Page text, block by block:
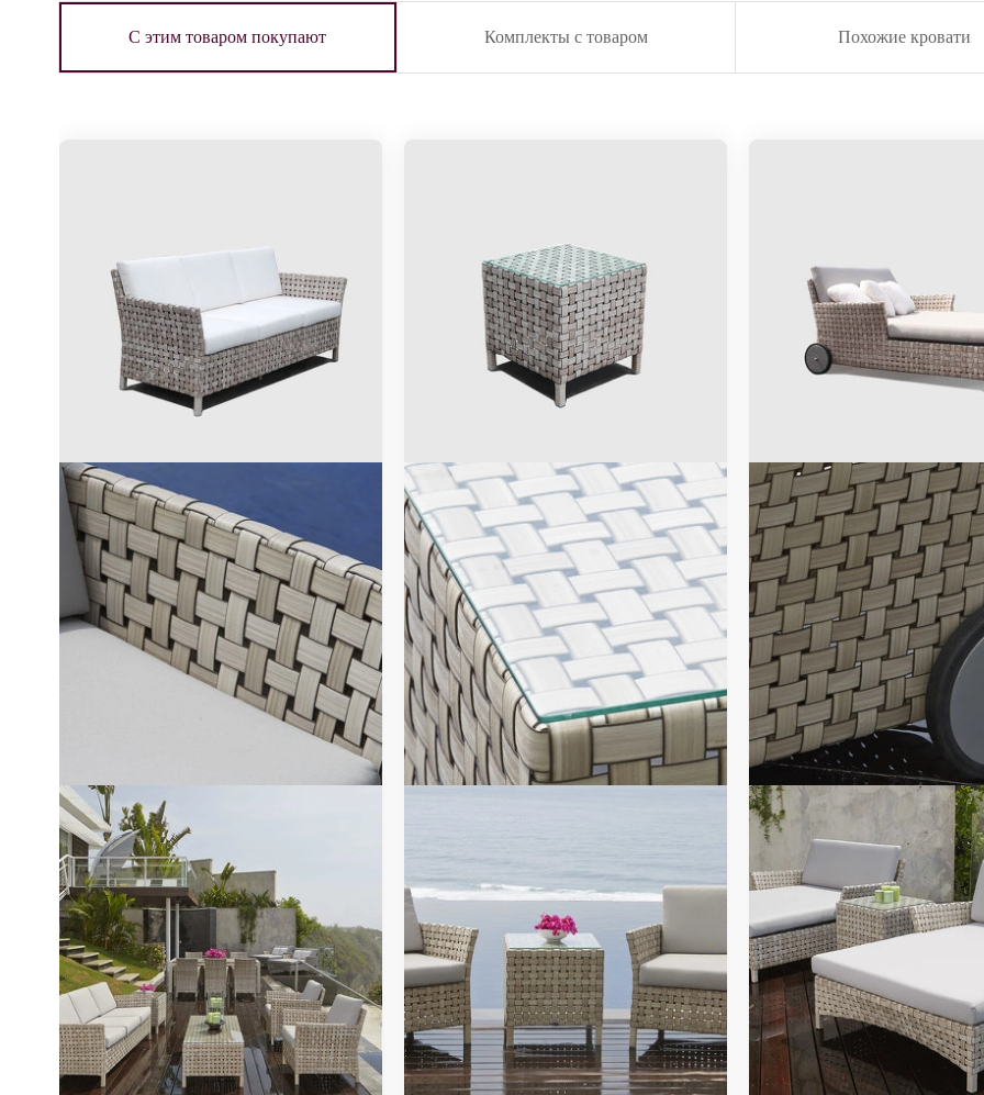
С этим товаром покупают Комплекты с товаром Похожие кровати